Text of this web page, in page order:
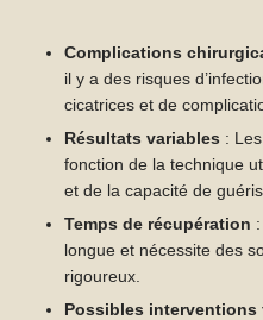
Complications
il y a des risques
cicatrices et de
Résultats variables :
fonction de la technique
et de la capacité de
Temps de récupération
longue et nécessite des
rigoureux.
Possibles interventions